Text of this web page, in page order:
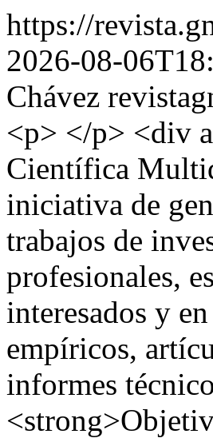
https://
2026-08-
Chávez
<p> </p> <div
Científica
iniciativa de
trabajos de
profesionales,
interesados y
empíricos,
informes